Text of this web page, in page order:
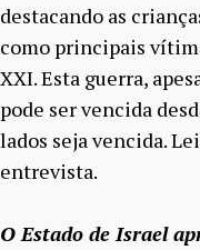
destacando as
como principais
XXI. Esta guerra,
pode ser vencida
lados seja vencida.
entrevista.
O Estado de Israel